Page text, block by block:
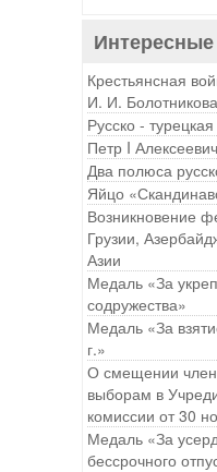
Крестьянсная
И. И. Болотникова
Русско -
Петр I
Два полюса
Яйцо
Возникновение
Грузии,
Азии
Медаль «За
содружества»
Медаль «За
г.»
О смещении
выборам в
комиссии от 30
Медаль «За
бессрочного